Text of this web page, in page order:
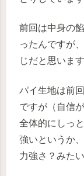
前回は中身の
ったんですが
じだと思います
パイ生地は前
ですが（自信
全体的にしっ
強いというか
力強さ？みた